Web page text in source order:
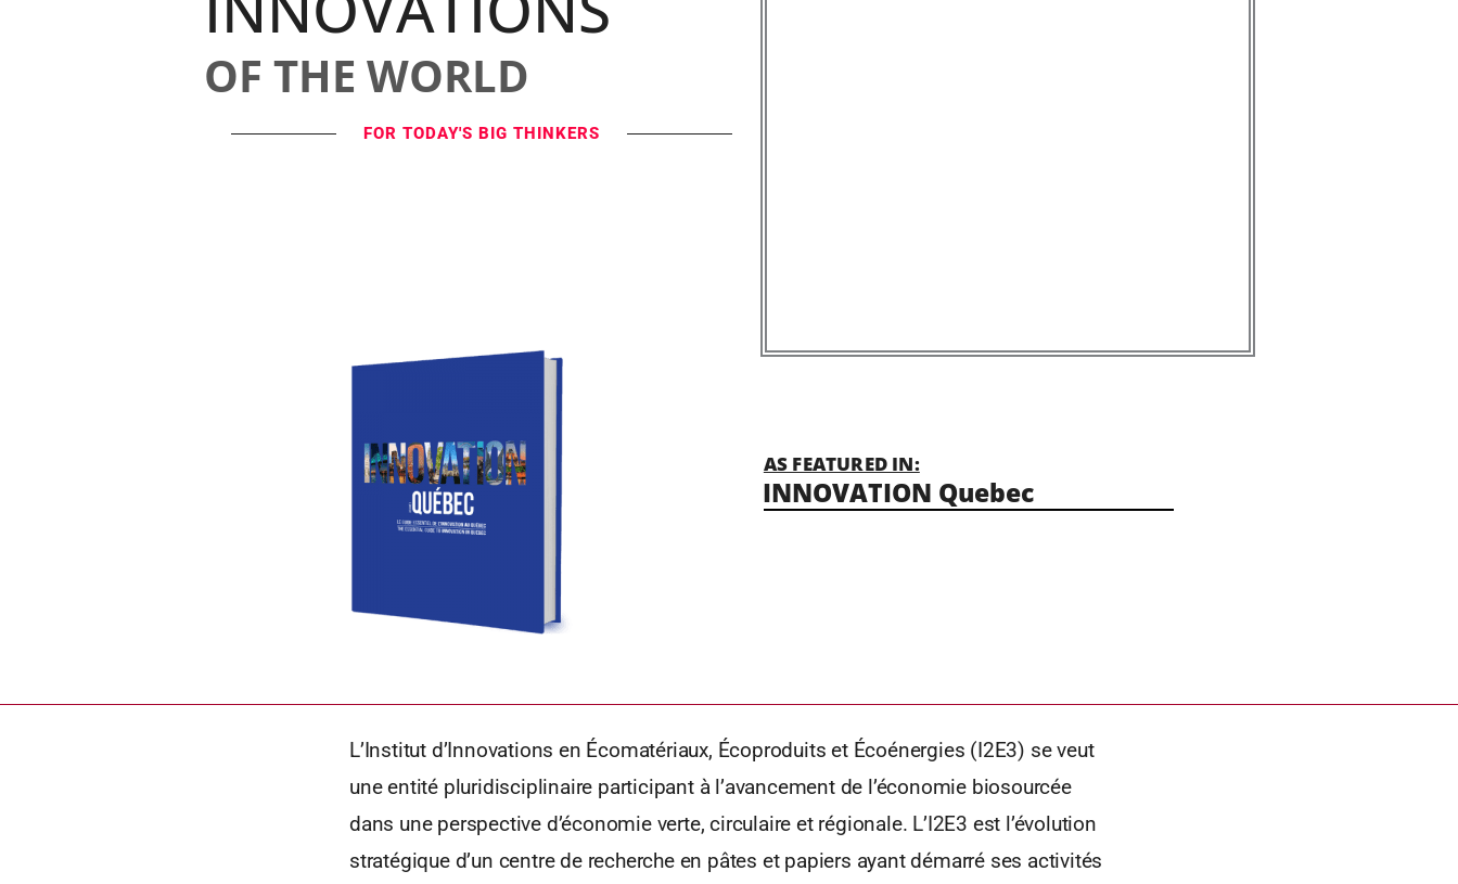
OF THE WORLD
FOR TODAY'S BIG THINKERS
AS FEATURED IN:
INNOVATION Quebec
L’Institut d’Innovations en Écomatériaux, Écoproduits et Écoénergies (I2E3) se veut
une entité pluridisciplinaire participant à l’avancement de l’économie biosourcée
dans une perspective d’économie verte, circulaire et régionale. L’I2E3 est l’évolution
stratégique d’un centre de recherche en pâtes et papiers ayant démarré ses activités